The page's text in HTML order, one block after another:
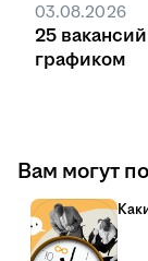
03.08.2026
25
графиком
Вам могут